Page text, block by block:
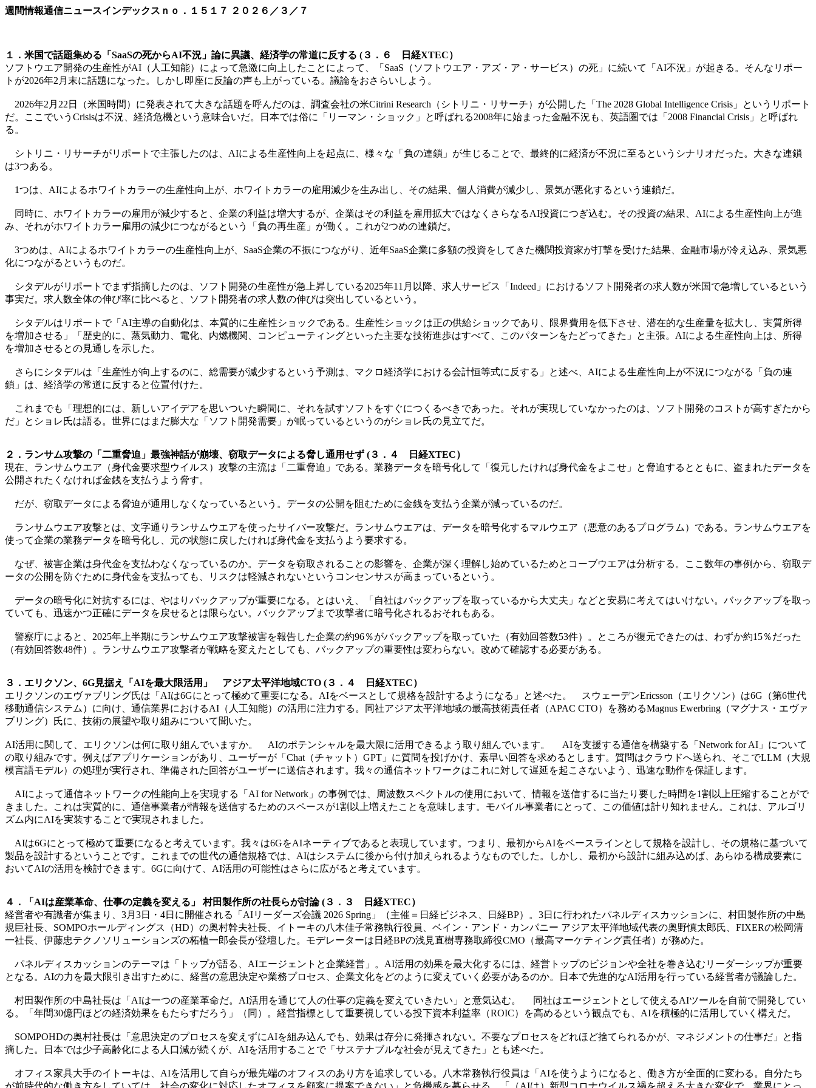
週間情報通信ニュースインデックスｎｏ． １５１７ ２０２６／３／７
１．米国で話題集める「SaaSの死からAI不況」論に異議、経済学の常道に反する (３．６ 日経XTEC）
ソフトウエア開発の生産性がAI（人工知能）によって急激に向上したことによって、「SaaS（ソフトウエア・アズ・ア・サービス）の死」に続いて「AI不況」が起きる。そんなリポー
トが2026年2月末に話題になった。しかし即座に反論の声も上がっている。議論をおさらいしよう。
2026年2月22日（米国時間）に発表されて大きな話題を呼んだのは、調査会社の米Citrini Research（シトリニ・リサーチ）が公開した「The 2028 Global Intelligence Crisis」というリポート
だ。ここでいうCrisisは不況、経済危機という意味合いだ。日本では俗に「リーマン・ショック」と呼ばれる2008年に始まった金融不況も、英語圏では「2008 Financial Crisis」と呼ばれ
る。
シトリニ・リサーチがリポートで主張したのは、AIによる生産性向上を起点に、様々な「負の連鎖」が生じることで、最終的に経済が不況に至るというシナリオだった。大きな連鎖
は3つある。
1つは、AIによるホワイトカラーの生産性向上が、ホワイトカラーの雇用減少を生み出し、その結果、個人消費が減少し、景気が悪化するという連鎖だ。
同時に、ホワイトカラーの雇用が減少すると、企業の利益は増大するが、企業はその利益を雇用拡大ではなくさらなるAI投資につぎ込む。その投資の結果、AIによる生産性向上が進
み、それがホワイトカラー雇用の減少につながるという「負の再生産」が働く。これが2つめの連鎖だ。
3つめは、AIによるホワイトカラーの生産性向上が、SaaS企業の不振につながり、近年SaaS企業に多額の投資をしてきた機関投資家が打撃を受けた結果、金融市場が冷え込み、景気悪
化につながるというものだ。
シタデルがリポートでまず指摘したのは、ソフト開発の生産性が急上昇している2025年11月以降、求人サービス「Indeed」におけるソフト開発者の求人数が米国で急増しているという
事実だ。求人数全体の伸び率に比べると、ソフト開発者の求人数の伸びは突出しているという。
シタデルはリポートで「AI主導の自動化は、本質的に生産性ショックである。生産性ショックは正の供給ショックであり、限界費用を低下させ、潜在的な生産量を拡大し、実質所得
を増加させる」「歴史的に、蒸気動力、電化、内燃機関、コンピューティングといった主要な技術進歩はすべて、このパターンをたどってきた」と主張。AIによる生産性向上は、所得
を増加させるとの見通しを示した。
さらにシタデルは「生産性が向上するのに、総需要が減少するという予測は、マクロ経済学における会計恒等式に反する」と述べ、AIによる生産性向上が不況につながる「負の連
鎖」は、経済学の常道に反すると位置付けた。
これまでも「理想的には、新しいアイデアを思いついた瞬間に、それを試すソフトをすぐにつくるべきであった。それが実現していなかったのは、ソフト開発のコストが高すぎたから
だ」とショレ氏は語る。世界にはまだ膨大な「ソフト開発需要」が眠っているというのがショレ氏の見立てだ。
２．ランサム攻撃の「二重脅迫」最強神話が崩壊、窃取データによる脅し通用せず (３．４ 日経XTEC）
現在、ランサムウエア（身代金要求型ウイルス）攻撃の主流は「二重脅迫」である。業務データを暗号化して「復元したければ身代金をよこせ」と脅迫するとともに、盗まれたデータを
公開されたくなければ金銭を支払うよう脅す。
だが、窃取データによる脅迫が通用しなくなっているという。データの公開を阻むために金銭を支払う企業が減っているのだ。
ランサムウエア攻撃とは、文字通りランサムウエアを使ったサイバー攻撃だ。ランサムウエアは、データを暗号化するマルウエア（悪意のあるプログラム）である。ランサムウエアを
使って企業の業務データを暗号化し、元の状態に戻したければ身代金を支払うよう要求する。
なぜ、被害企業は身代金を支払わなくなっているのか。データを窃取されることの影響を、企業が深く理解し始めているためとコーブウエアは分析する。ここ数年の事例から、窃取デ
ータの公開を防ぐために身代金を支払っても、リスクは軽減されないというコンセンサスが高まっているという。
データの暗号化に対抗するには、やはりバックアップが重要になる。とはいえ、「自社はバックアップを取っているから大丈夫」などと安易に考えてはいけない。バックアップを取っ
ていても、迅速かつ正確にデータを戻せるとは限らない。バックアップまで攻撃者に暗号化されるおそれもある。
警察庁によると、2025年上半期にランサムウエア攻撃被害を報告した企業の約96％がバックアップを取っていた（有効回答数53件）。ところが復元できたのは、わずか約15％だった
（有効回答数48件）。ランサムウエア攻撃者が戦略を変えたとしても、バックアップの重要性は変わらない。改めて確認する必要がある。
３．エリクソン、6G見据え「AIを最大限活用」 アジア太平洋地域CTO (３．４ 日経XTEC）
エリクソンのエヴァブリング氏は「AIは6Gにとって極めて重要になる。AIをベースとして規格を設計するようになる」と述べた。 スウェーデンEricsson（エリクソン）は6G（第6世代
移動通信システム）に向け、通信業界におけるAI（人工知能）の活用に注力する。同社アジア太平洋地域の最高技術責任者（APAC CTO）を務めるMagnus Ewerbring（マグナス・エヴァ
ブリング）氏に、技術の展望や取り組みについて聞いた。
AI活用に関して、エリクソンは何に取り組んでいますか。 AIのポテンシャルを最大限に活用できるよう取り組んでいます。 AIを支援する通信を構築する「Network for AI」について
の取り組みです。例えばアプリケーションがあり、ユーザーが「Chat（チャット）GPT」に質問を投げかけ、素早い回答を求めるとします。質問はクラウドへ送られ、そこでLLM（大規
模言語モデル）の処理が実行され、準備された回答がユーザーに送信されます。我々の通信ネットワークはこれに対して遅延を起こさないよう、迅速な動作を保証します。
AIによって通信ネットワークの性能向上を実現する「AI for Network」の事例では、周波数スペクトルの使用において、情報を送信するに当たり要した時間を1割以上圧縮することがで
きました。これは実質的に、通信事業者が情報を送信するためのスペースが1割以上増えたことを意味します。モバイル事業者にとって、この価値は計り知れません。これは、アルゴリ
ズム内にAIを実装することで実現されました。
AIは6Gにとって極めて重要になると考えています。我々は6GをAIネーティブであると表現しています。つまり、最初からAIをベースラインとして規格を設計し、その規格に基づいて
製品を設計するということです。これまでの世代の通信規格では、AIはシステムに後から付け加えられるようなものでした。しかし、最初から設計に組み込めば、あらゆる構成要素に
おいてAIの活用を検討できます。6Gに向けて、AI活用の可能性はさらに広がると考えています。
４．「AIは産業革命、仕事の定義を変える」 村田製作所の社長らが討論 (３．３ 日経XTEC）
経営者や有識者が集まり、3月3日・4日に開催される「AIリーダーズ会議 2026 Spring」（主催＝日経ビジネス、日経BP）。3日に行われたパネルディスカッションに、村田製作所の中島
規巨社長、SOMPOホールディングス（HD）の奥村幹夫社長、イトーキの八木佳子常務執行役員、ベイン・アンド・カンパニー アジア太平洋地域代表の奥野慎太郎氏、FIXERの松岡清
一社長、伊藤忠テクノソリューションズの柘植一郎会長が登壇した。モデレーターは日経BPの浅見直樹専務取締役CMO（最高マーケティング責任者）が務めた。
パネルディスカッションのテーマは「トップが語る、AIエージェントと企業経営」。AI活用の効果を最大化するには、経営トップのビジョンや全社を巻き込むリーダーシップが重要
となる。AIの力を最大限引き出すために、経営の意思決定や業務プロセス、企業文化をどのように変えていく必要があるのか。日本で先進的なAI活用を行っている経営者が議論した。
村田製作所の中島社長は「AIは一つの産業革命だ。AI活用を通じて人の仕事の定義を変えていきたい」と意気込む。 同社はエージェントとして使えるAIツールを自前で開発してい
る。「年間30億円ほどの経済効果をもたらすだろう」（同）。経営指標として重要視している投下資本利益率（ROIC）を高めるという観点でも、AIを積極的に活用していく構えだ。
SOMPOHDの奥村社長は「意思決定のプロセスを変えずにAIを組み込んでも、効果は存分に発揮されない。不要なプロセスをどれほど捨てられるかが、マネジメントの仕事だ」と指
摘した。日本では少子高齢化による人口減が続くが、AIを活用することで「サステナブルな社会が見えてきた」とも述べた。
オフィス家具大手のイトーキは、AIを活用して自らが最先端のオフィスのあり方を追求している。八木常務執行役員は「AIを使うようになると、働き方が全面的に変わる。自分たち
が前時代的な働き方をしていては、社会の変化に対応したオフィスを顧客に提案できない」と危機感を募らせる。「（AIは）新型コロナウイルス禍を超える大きな変化で、業界にとっ